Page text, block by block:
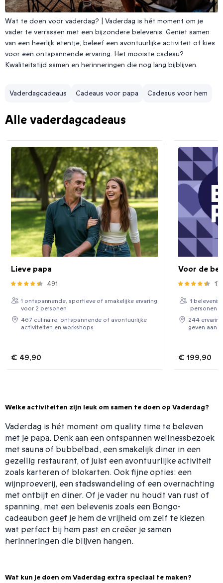
Wat te doen voor vaderdag?
Wat te doen voor vaderdag? | Vaderdag is hét moment om je
vader te verrassen met een bijzondere belevenis. Geniet samen
van een heerlijk etentje, beleef een avontuurlijke activiteit of kies
voor een ontspannende ervaring. Het mooiste cadeau?
Kwaliteitstijd samen en herinneringen die nog lang bijblijven.
Vaderdagcadeaus Cadeaus voor papa Cadeaus voor hem
Alle vaderdagcadeaus
Lieve papa
491
1 ontspannende, sportieve of smakelijke ervaring
voor 2 personen
467 culinaire, ontspannende of avontuurlijke
activiteiten en workshops
€ 49,90
Voor de
1
personen
244
geven aan
€ 199,90
Welke activiteiten zijn leuk om samen te doen op Vaderdag?
Vaderdag is hét moment om quality time te beleven
met je papa. Denk aan een ontspannen wellnessbezoek
met sauna of bubbelbad, een smakelijk diner in een
gezellig restaurant, of juist een avontuurlijke activiteit
zoals karteren of blokarten. Ook fijne opties: een
wijnproeverij, een stadswandeling of een overnachting
met ontbijt en diner. Of je vader nu houdt van rust of
spanning, met een belevenis zoals een Bongo-
cadeaubon geef je hem de vrijheid om zelf te kiezen
wat perfect bij hem past en creëer je samen
herinneringen die blijven hangen.
Wat kun je doen om Vaderdag extra speciaal te maken?